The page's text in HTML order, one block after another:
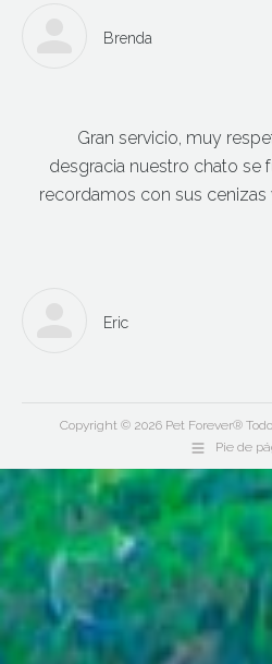
Brenda
Gran servicio, muy
desgracia nuestro chato se
recordamos con sus
Eric
Copyright © 2026 Pet Forever®
Pie de